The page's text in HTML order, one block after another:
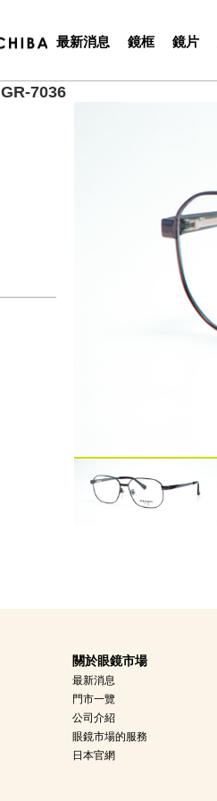
最新消息 鏡框 鏡片
GR-7036
關於眼鏡市場
最新消息
門市一覽
公司介紹
眼鏡市場的服務
日本官網